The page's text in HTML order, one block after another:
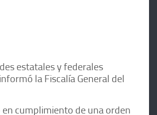
estatales y federales
la Fiscalía General del
cumplimiento de una orden